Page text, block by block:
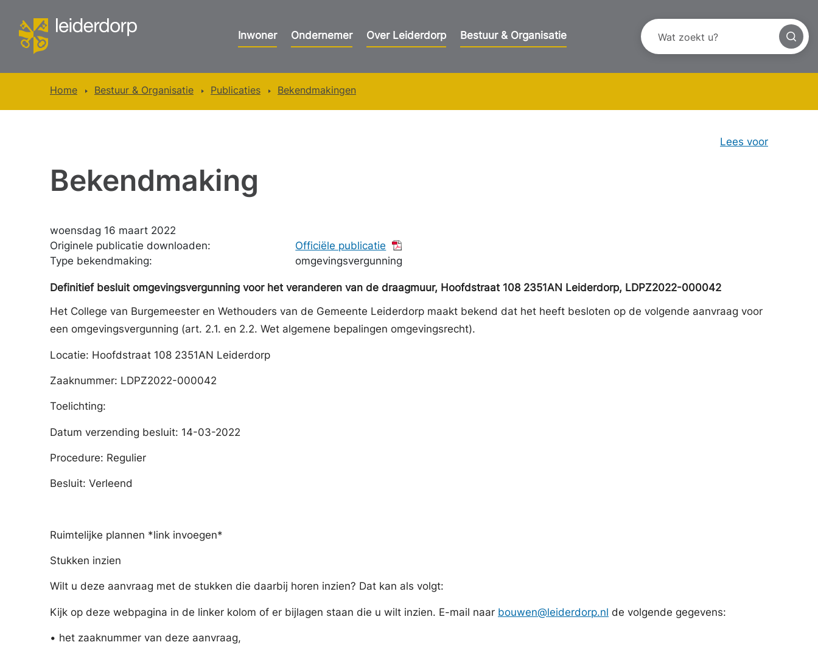
Inwoner Ondernemer Over Leiderdorp Bestuur & Organisatie
Home Bestuur & Organisatie Publicaties Bekendmakingen
Lees voor
Bekendmaking
woensdag 16 maart 2022
Originele publicatie downloaden:
Officiële publicatie
Type bekendmaking:
omgevingsvergunning
Definitief besluit omgevingsvergunning voor het veranderen van de draagmuur, Hoofdstraat 108 2351AN Leiderdorp, LDPZ2022-000042
Het College van Burgemeester en Wethouders van de Gemeente Leiderdorp maakt bekend dat het heeft besloten op de volgende aanvraag voor
een omgevingsvergunning (art. 2.1. en 2.2. Wet algemene bepalingen omgevingsrecht).
Locatie: Hoofdstraat 108 2351AN Leiderdorp
Zaaknummer: LDPZ2022-000042
Toelichting:
Datum verzending besluit: 14-03-2022
Procedure: Regulier
Besluit: Verleend
Ruimtelijke plannen *link invoegen*
Stukken inzien
Wilt u deze aanvraag met de stukken die daarbij horen inzien? Dat kan als volgt:
Kijk op deze webpagina in de linker kolom of er bijlagen staan die u wilt inzien. E-mail naar bouwen@leiderdorp.nl de volgende gegevens:
• het zaaknummer van deze aanvraag,